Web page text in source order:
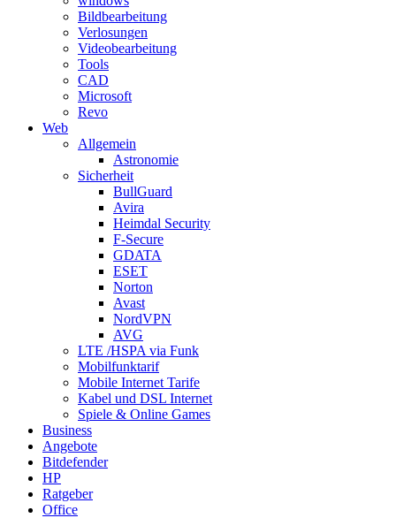
Bildbearbeitung
Verlosungen
Videobearbeitung
Tools
CAD
Microsoft
Revo
Web
Allgemein
Astronomie
Sicherheit
BullGuard
Avira
Heimdal Security
F-Secure
GDATA
ESET
Norton
Avast
NordVPN
AVG
LTE /HSPA via Funk
Mobilfunktarif
Mobile Internet Tarife
Kabel und DSL Internet
Spiele & Online Games
Business
Angebote
Bitdefender
HP
Ratgeber
Office